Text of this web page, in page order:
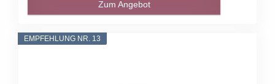
Zum Angebot
EMPFEHLUNG NR. 13